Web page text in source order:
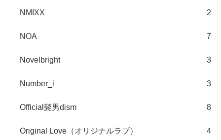
NMIXX 2
NOA 7
Novelbright 3
Number_i 3
Official髭男dism 8
Original Love（オリジナルラブ） 4